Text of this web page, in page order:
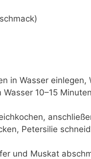
in Wasser einlegen,
Wasser 10–15
Petersilie
und Muskat